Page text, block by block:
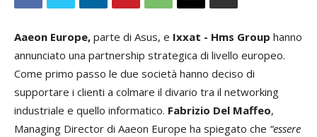
Aaeon Europe, parte di Asus, e Ixxat - Hms Group hanno
annunciato una partnership strategica di livello europeo.
Come primo passo le due società hanno deciso di
supportare i clienti a colmare il divario tra il networking
industriale e quello informatico. Fabrizio Del Maffeo,
Managing Director di Aaeon Europe ha spiegato che “essere